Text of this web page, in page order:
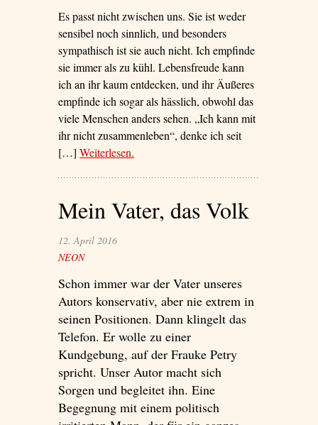
Es passt nicht zwischen uns. Sie ist weder
sensibel noch sinnlich, und besonders
sympathisch ist sie auch nicht. Ich empfinde
sie immer als zu kühl. Lebensfreude kann
ich an ihr kaum entdecken, und ihr Äußeres
empfinde ich sogar als hässlich, obwohl das
viele Menschen anders sehen. „Ich kann mit
ihr nicht zusammenleben“, denke ich seit
[…] Weiterlesen– ‘Hin oder weg?’
.
Mein Vater, das Volk
12. April 2016
NEON
Schon immer war der Vater unseres
Autors konservativ, aber nie extrem in
seinen Positionen. Dann klingelt das
Telefon. Er wolle zu einer
Kundgebung, auf der Frauke Petry
spricht. Unser Autor macht sich
Sorgen und begleitet ihn. Eine
Begegnung mit einem politisch